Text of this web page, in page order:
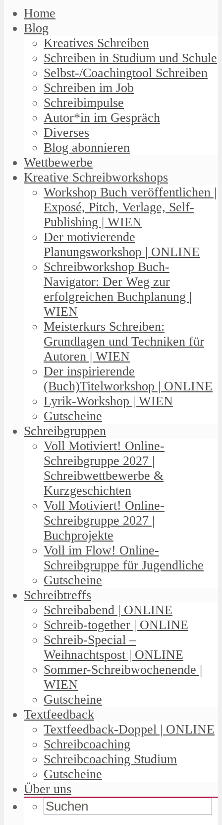
Home
Blog
Kreatives Schreiben
Schreiben in Studium und Schule
Selbst-/Coachingtool Schreiben
Schreiben im Job
Schreibimpulse
Autor*in im Gespräch
Diverses
Blog abonnieren
Wettbewerbe
Kreative Schreibworkshops
Workshop Buch veröffentlichen |
Exposé, Pitch, Verlage, Self-
Publishing | WIEN
Der motivierende
Planungsworkshop | ONLINE
Schreibworkshop Buch-
Navigator: Der Weg zur
erfolgreichen Buchplanung |
WIEN
Meisterkurs Schreiben:
Grundlagen und Techniken für
Autoren | WIEN
Der inspirierende
(Buch)Titelworkshop | ONLINE
Lyrik-Workshop | WIEN
Gutscheine
Schreibgruppen
Voll Motiviert! Online-
Schreibgruppe 2027 |
Schreibwettbewerbe &
Kurzgeschichten
Voll Motiviert! Online-
Schreibgruppe 2027 |
Buchprojekte
Voll im Flow! Online-
Schreibgruppe für Jugendliche
Gutscheine
Schreibtreffs
Schreibabend | ONLINE
Schreib-together | ONLINE
Schreib-Special –
Weihnachtspost | ONLINE
Sommer-Schreibwochenende |
WIEN
Gutscheine
Textfeedback
Textfeedback-Doppel | ONLINE
Schreibcoaching
Schreibcoaching Studium
Gutscheine
Über uns